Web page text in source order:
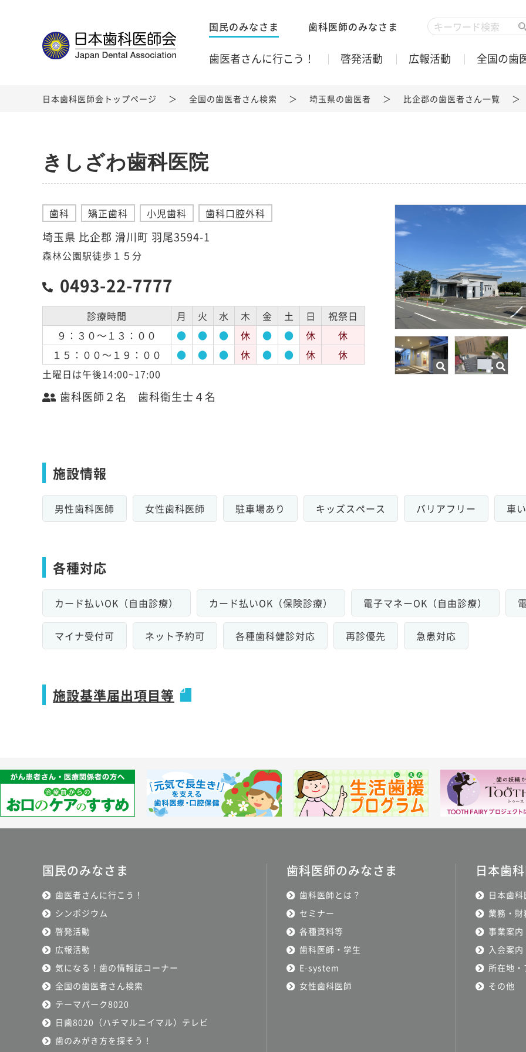
国民のみなさま 歯科医師のみなさま
歯医者さんに行こう！ 啓発活動 広報活動 全国の歯
日本歯科医師会トップページ 全国の歯医者さん検索 埼玉県の歯医者 比企郡の歯医者さん一覧
きしざわ歯科医院
歯科 矯正歯科 小児歯科 歯科口腔外科
埼玉県 比企郡 滑川町 羽尾3594-1
森林公園駅徒歩１５分
0493-22-7777
診療時間 月 火 水 木 金 土 日
祝祭日
９：３０～１３：００
● ● ● 休 ● ● 休
休
１５：００～１９：００
● ● ● 休 ● ● 休
休
土曜日は午後14:00~17:00
歯科医師２名 歯科衛生士４名
施設情報
男性歯科医師 女性歯科医師 駐車場あり キッズスペース バリアフリー 車
各種対応
カード払いOK（自由診療） カード払いOK（保険診療） 電子マネーOK（自由診療）
マイナ受付可 ネット予約可 各種歯科健診対応 再診優先 急患対応
施設基準届出項目等
国民のみなさま
歯医者さんに行こう！
シンポジウム
啓発活動
広報活動
気になる！歯の情報誌コーナー
全国の歯医者さん検索
テーマパーク8020
日歯8020（ハチマルニイマル）テレビ
歯のみがき方を探そう！
歯科医師のみなさま
歯科医師とは？
セミナー
各種資料等
歯科医師・学生
E-system
女性歯科医師
日本歯
日本歯
業務・
事業案内
入会案内
所在地
その他